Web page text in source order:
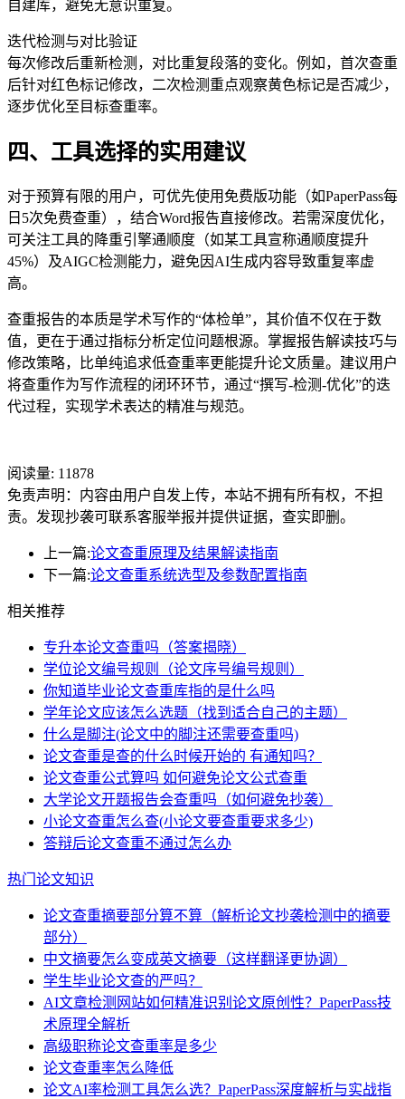
自建库，避免无意识重复。
迭代检测与对比验证
每次修改后重新检测，对比重复段落的变化。例如，首次查重
后针对红色标记修改，二次检测重点观察黄色标记是否减少，
逐步优化至目标查重率。
四、工具选择的实用建议
对于预算有限的用户，可优先使用免费版功能（如PaperPass每
日5次免费查重），结合Word报告直接修改。若需深度优化，
可关注工具的降重引擎通顺度（如某工具宣称通顺度提升
45%）及AIGC检测能力，避免因AI生成内容导致重复率虚
高。
查重报告的本质是学术写作的“体检单”，其价值不仅在于数
值，更在于通过指标分析定位问题根源。掌握报告解读技巧与
修改策略，比单纯追求低查重率更能提升论文质量。建议用户
将查重作为写作流程的闭环环节，通过“撰写-检测-优化”的迭
代过程，实现学术表达的精准与规范。
阅读量: 11878
免责声明：内容由用户自发上传，本站不拥有所有权，不担
责。发现抄袭可联系客服举报并提供证据，查实即删。
上一篇:论文查重原理及结果解读指南
下一篇:论文查重系统选型及参数配置指南
相关推荐
专升本论文查重吗（答案揭晓）
学位论文编号规则（论文序号编号规则）
你知道毕业论文查重库指的是什么吗
学年论文应该怎么选题（找到适合自己的主题）
什么是脚注(论文中的脚注还需要查重吗)
论文查重是查的什么时候开始的 有通知吗？
论文查重公式算吗 如何避免论文公式查重
大学论文开题报告会查重吗（如何避免抄袭）
小论文查重怎么查(小论文要查重要求多少)
答辩后论文查重不通过怎么办
热门论文知识
论文查重摘要部分算不算（解析论文抄袭检测中的摘要
部分）
中文摘要怎么变成英文摘要（这样翻译更协调）
学生毕业论文查的严吗？
AI文章检测网站如何精准识别论文原创性？PaperPass技
术原理全解析
高级职称论文查重率是多少
论文查重率怎么降低
论文AI率检测工具怎么选？PaperPass深度解析与实战指